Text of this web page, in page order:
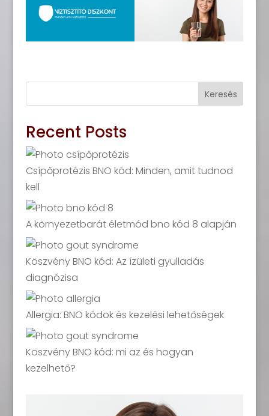
Keresés
Recent Posts
Csípőprotézis BNO kód: Minden, amit tudnod
kell
A környezetbarát életmód bno kód 8 alapján
Köszvény BNO kód: Az ízületi gyulladás
diagnózisa
Allergia: BNO kódok és kezelési lehetőségek
Köszvény BNO kód: mi az és hogyan
kezelhető?